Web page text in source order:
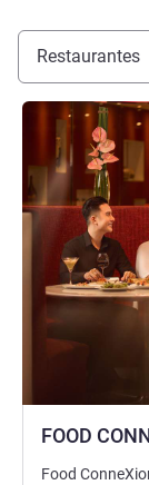
Restaurantes
FOOD
Más información
Food